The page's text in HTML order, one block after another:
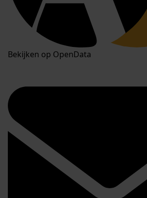
Bekijken op OpenData